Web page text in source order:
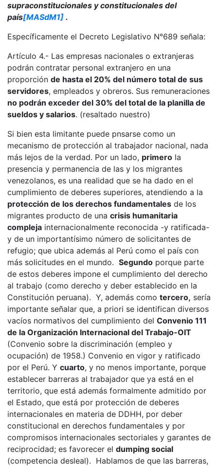
supraconstitucionales y constitucionales del
país[MASdM1] .
Específicamente el Decreto Legislativo N°689 señala:
Artículo 4.- Las empresas nacionales o extranjeras
podrán contratar personal extranjero en una
proporción de hasta el 20% del número total de sus
servidores, empleados y obreros. Sus remuneraciones
no podrán exceder del 30% del total de la planilla de
sueldos y salarios. (resaltado nuestro)
Si bien esta limitante puede pnsarse como un
mecanismo de protección al trabajador nacional, nada
más lejos de la verdad. Por un lado, primero la
presencia y permanencia de las y los migrantes
venezolanos, es una realidad que se ha dado en el
cumplimiento de deberes superiores, atendiendo a la
protección de los derechos fundamentales de los
migrantes producto de una crisis humanitaria
compleja internacionalmente reconocida -y ratificada-
y de un importantísimo número de solicitantes de
refugio; que ubica además al Perú como el país con
más solicitudes en el mundo. Segundo porque parte
de estos deberes impone el cumplimiento del derecho
al trabajo (como derecho y deber establecido en la
Constitución peruana). Y, además como tercero, sería
importante señalar que, a priori se identifican diversos
vacíos normativos del cumplimiento del Convenio 111
de la Organización Internacional del Trabajo-OIT
(Convenio sobre la discriminación (empleo y
ocupación) de 1958.) Convenio en vigor y ratificado
por el Perú. Y cuarto, y no menos importante, porque
establecer barreras al trabajador que ya está en el
territorio, que está además formalmente admitido por
el Estado, que está por protección de deberes
internacionales en materia de DDHH, por deber
constitucional en derechos fundamentales y por
compromisos internacionales sectoriales y garantes de
reciprocidad; es favorecer el dumping social
(competencia desleal). Hablamos de que las barreras,